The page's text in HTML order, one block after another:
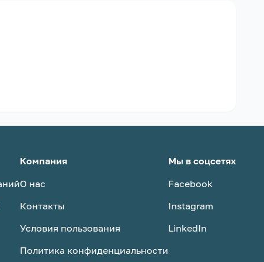
Компания
О нас
Контакты
Условия пользования
Политика конфиденциальности
Мы в соцсетях
Facebook
Instagram
LinkedIn